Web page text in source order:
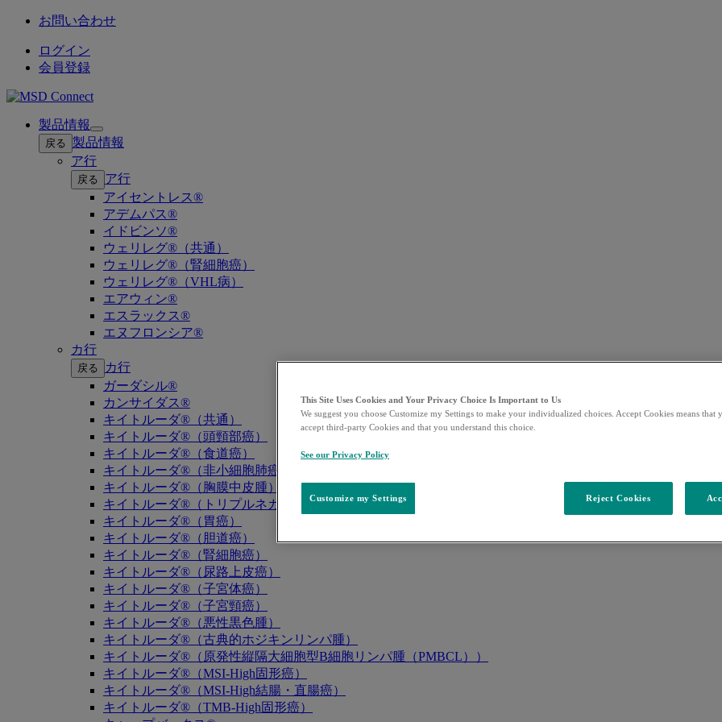
お問い合わせ
ログイン
会員登録
製品情報
Open
submenu
戻る 製品情報
ア行
戻る
ア行
アイセントレス®
アデムパス®
イドビンソ®
ウェリレグ®（共通）
ウェリレグ®（腎細胞癌）
ウェリレグ®（VHL病）
エアウィン®
エスラックス®
エヌフロンシア®
カ行
戻る
カ行
ガーダシル®
カンサイダス®
キイトルーダ®（共通）
キイトルーダ®（頭頸部癌）
キイトルーダ®（食道癌）
キイトルーダ®（非小細胞肺癌）
キイトルーダ®（胸膜中皮腫）
キイトルーダ®（トリプルネガティブ乳癌）
キイトルーダ®（胃癌）
キイトルーダ®（胆道癌）
キイトルーダ®（腎細胞癌）
キイトルーダ®（尿路上皮癌）
キイトルーダ®（子宮体癌）
キイトルーダ®（子宮頸癌）
キイトルーダ®（悪性黒色腫）
キイトルーダ®（古典的ホジキンリンパ腫）
キイトルーダ®（原発性縦隔大細胞型B細胞リンパ腫（PMBCL））
キイトルーダ®（MSI-High固形癌）
キイトルーダ®（MSI-High結腸・直腸癌）
キイトルーダ®（TMB-High固形癌）
This Site Uses Cookies and Your Privacy Choice Is Important to Us
We suggest you choose Customize my Settings to make your individualized choices. Accept Cookies means that
accept third-party Cookies and that you understand this choice.
See our Privacy Policy
Customize my Settings Reject Cookies